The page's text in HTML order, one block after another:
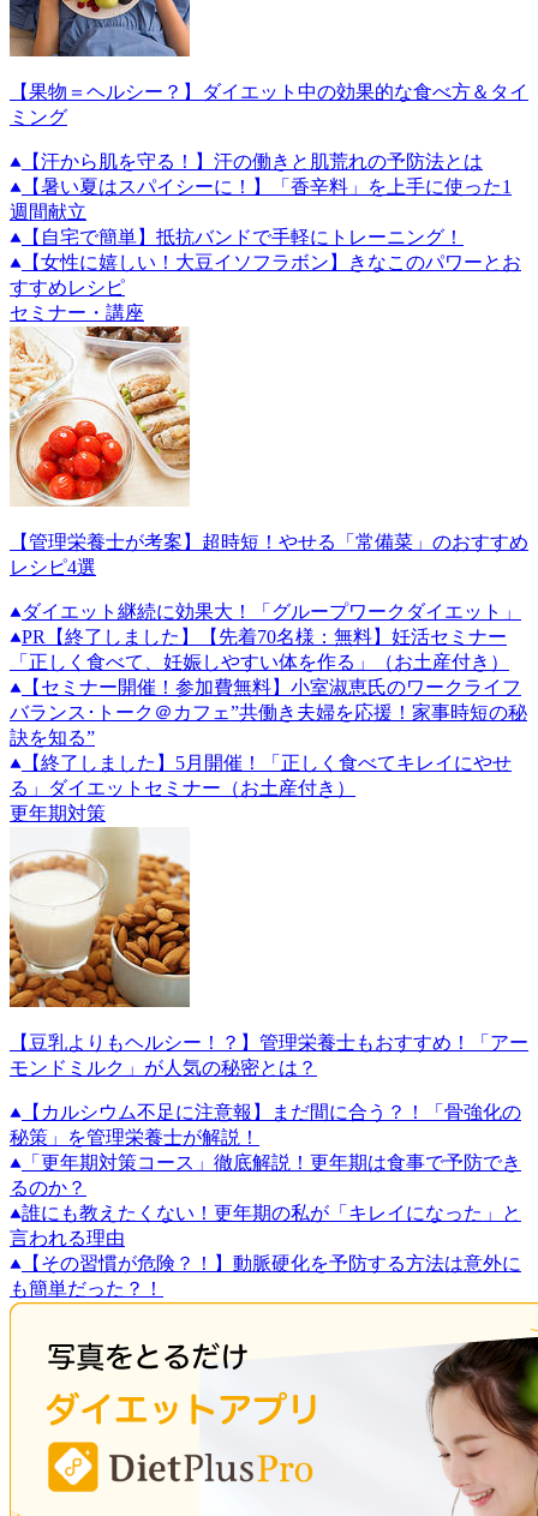
【果物＝ヘルシー？】ダイエット中の効果的な食べ方＆タイ
ミング
【汗から肌を守る！】汗の働きと肌荒れの予防法とは
【暑い夏はスパイシーに！】「香辛料」を上手に使った1
週間献立
【自宅で簡単】抵抗バンドで手軽にトレーニング！
【女性に嬉しい！大豆イソフラボン】きなこのパワーとお
すすめレシピ
セミナー・講座
【管理栄養士が考案】超時短！やせる「常備菜」のおすすめ
レシピ4選
ダイエット継続に効果大！「グループワークダイエット」
PR
【終了しました】【先着70名様：無料】妊活セミナー
「正しく食べて、妊娠しやすい体を作る」（お土産付き）
【セミナー開催！参加費無料】小室淑恵氏のワークライフ
バランス･トーク＠カフェ”共働き夫婦を応援！家事時短の秘
訣を知る”
【終了しました】5月開催！「正しく食べてキレイにやせ
る」ダイエットセミナー（お土産付き）
更年期対策
【豆乳よりもヘルシー！？】管理栄養士もおすすめ！「アー
モンドミルク」が人気の秘密とは？
【カルシウム不足に注意報】まだ間に合う？！「骨強化の
秘策」を管理栄養士が解説！
「更年期対策コース」徹底解説！更年期は食事で予防でき
るのか？
誰にも教えたくない！更年期の私が「キレイになった」と
言われる理由
【その習慣が危険？！】動脈硬化を予防する方法は意外に
も簡単だった？！